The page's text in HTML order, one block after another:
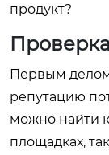
продукт?
Первым
репутацию
можно найти
площадках,